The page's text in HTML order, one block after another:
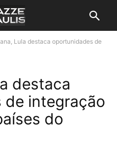
Lula destaca oportunidades de
destaca
integração
do